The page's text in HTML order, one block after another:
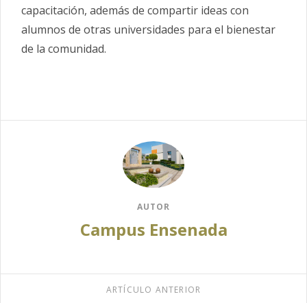
capacitación, además de compartir ideas con
alumnos de otras universidades para el bienestar
de la comunidad.
AUTOR
Campus Ensenada
ARTÍCULO ANTERIOR